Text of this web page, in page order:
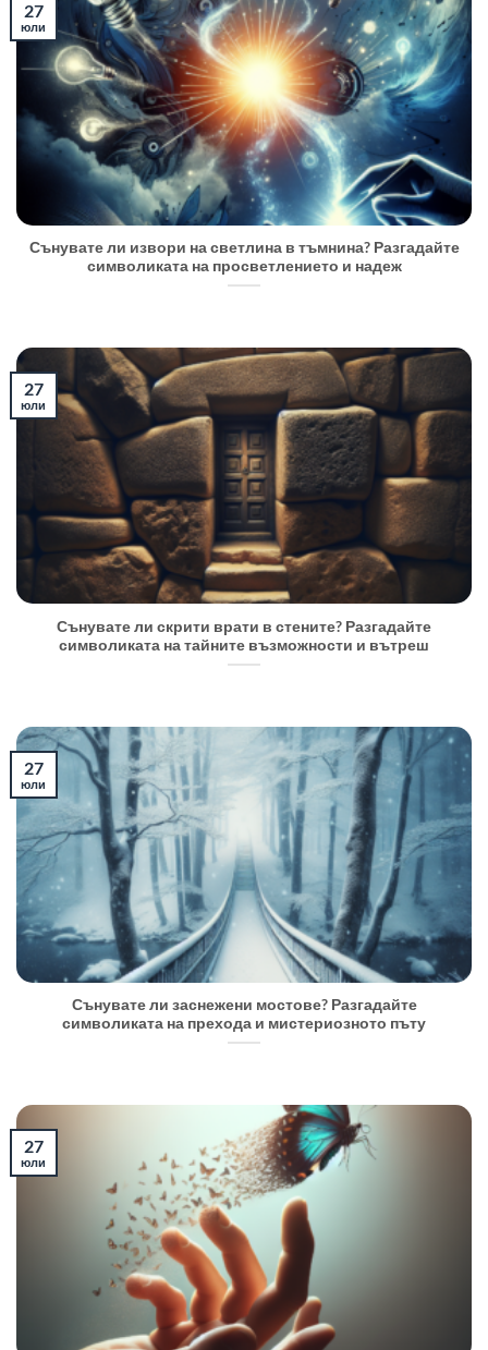
Сънувате ли извори на светлина в тъмнина? Разгадайте
символиката на просветлението и надеж
27
юли
Сънувате ли скрити врати в стените? Разгадайте
символиката на тайните възможности и вътреш
27
юли
Сънувате ли заснежени мостове? Разгадайте
символиката на прехода и мистериозното пъту
27
юли
27
юли